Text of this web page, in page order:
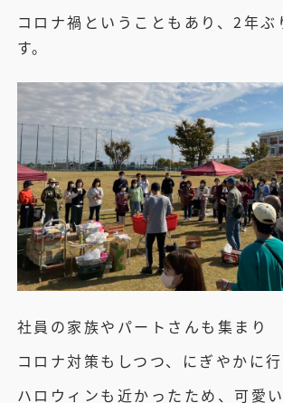
コロナ禍ということもあり、2年ぶ
す。
社員の家族やパートさんも集まり
コロナ対策もしつつ、にぎやかに行
ハロウィンも近かったため、可愛